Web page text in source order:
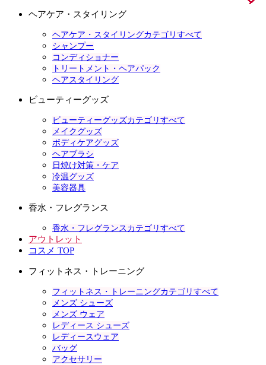
ヘアケア・スタイリング
ヘアケア・スタイリングカテゴリすべて
シャンプー
コンディショナー
トリートメント・ヘアパック
ヘアスタイリング
ビューティーグッズ
ビューティーグッズカテゴリすべて
メイクグッズ
ボディケアグッズ
ヘアブラシ
日焼け対策・ケア
冷温グッズ
美容器具
香水・フレグランス
香水・フレグランスカテゴリすべて
アウトレット
コスメ TOP
フィットネス・トレーニング
フィットネス・トレーニングカテゴリすべて
メンズ シューズ
メンズ ウェア
レディース シューズ
レディースウェア
バッグ
アクセサリー